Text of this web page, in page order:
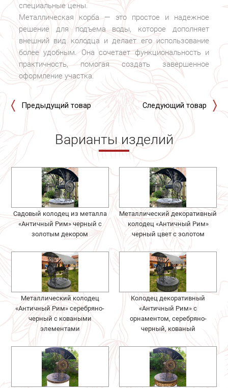
специальные цены.
Металлическая корба — это простое и надежное
решение для подъема воды, которое дополняет
внешний вид колодца и делает его использование
более удобным. Она сочетает функциональность и
практичность, помогая создать завершенное
оформление участка.
Предыдущий товар Следующий товар
Варианты изделий
Садовый колодец из металла
«Античный Рим» черный с
золотым декором
Металлический декоративный
колодец «Античный Рим»
черный цвет с золотом
Металлический колодец
«Античный Рим» серебряно-
черный с коваными
элементами
Колодец декоративный
«Античный Рим» с
орнаментом, серебряно-
черный, кованый